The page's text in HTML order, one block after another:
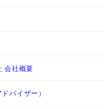
会社概要
バイザー）